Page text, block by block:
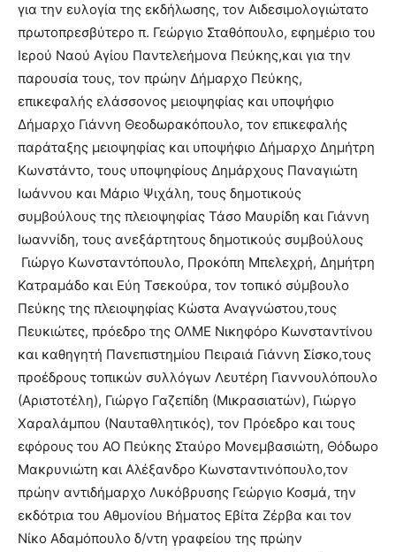
για την ευλογία της εκδήλωσης, τον Αιδεσιμολογιώτατο
πρωτοπρεσβύτερο π. Γεώργιο Σταθόπουλο, εφημέριο του
Ιερού Ναού Αγίου Παντελεήμονα Πεύκης,και για την
παρουσία τους, τον πρώην Δήμαρχο Πεύκης,
επικεφαλής ελάσσονος μειοψηφίας και υποψήφιο
Δήμαρχο Γιάννη Θεοδωρακόπουλο, τον επικεφαλής
παράταξης μειοψηφίας και υποψήφιο Δήμαρχο Δημήτρη
Κωνστάντο, τους υποψηφίους Δημάρχους Παναγιώτη
Ιωάννου και Μάριο Ψιχάλη, τους δημοτικούς
συμβούλους της πλειοψηφίας Τάσο Μαυρίδη και Γιάννη
Ιωαννίδη, τους ανεξάρτητους δημοτικούς συμβούλους
Γιώργο Κωνσταντόπουλο, Προκόπη Μπελεχρή, Δημήτρη
Κατραμάδο και Εύη Τσεκούρα, τον τοπικό σύμβουλο
Πεύκης της πλειοψηφίας Κώστα Αναγνώστου,τους
Πευκιώτες, πρόεδρο της ΟΛΜΕ Νικηφόρο Κωνσταντίνου
και καθηγητή Πανεπιστημίου Πειραιά Γιάννη Σίσκο,τους
προέδρους τοπικών συλλόγων Λευτέρη Γιαννουλόπουλο
(Αριστοτέλη), Γιώργο Γαζεπίδη (Μικρασιατών), Γιώργο
Χαραλάμπου (Ναυταθλητικός), τον Πρόεδρο και τους
εφόρους του ΑΟ Πεύκης Σταύρο Μονεμβασιώτη, Θόδωρο
Μακρυνιώτη και Αλέξανδρο Κωνσταντινόπουλο,τον
πρώην αντιδήμαρχο Λυκόβρυσης Γεώργιο Κοσμά, την
εκδότρια του Αθμονίου Βήματος Εβίτα Ζέρβα και τον
Νίκο Αδαμόπουλο δ/ντη γραφείου της πρώην